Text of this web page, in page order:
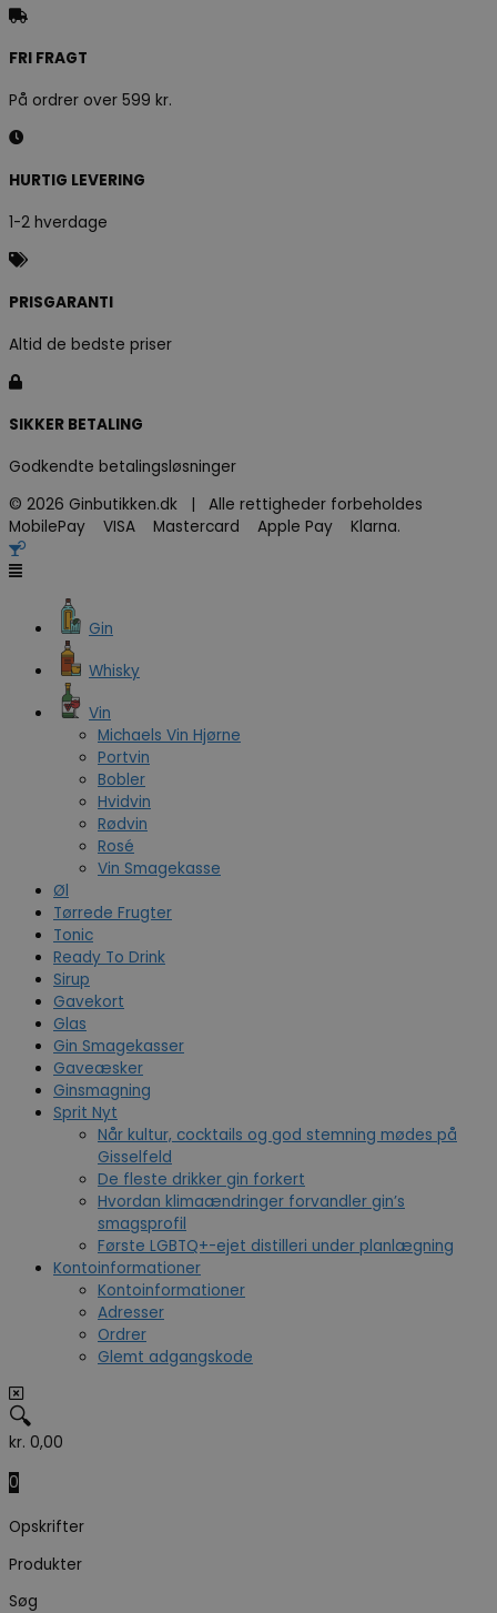
FRI FRAGT
På ordrer over 599 kr.
HURTIG LEVERING
1-2 hverdage
PRISGARANTI
Altid de bedste priser
SIKKER BETALING
Godkendte betalingsløsninger
© 2026 Ginbutikken.dk | Alle rettigheder forbeholdes
MobilePay VISA Mastercard Apple Pay Klarna.
Gin
Whisky
Vin
Michaels Vin Hjørne
Portvin
Bobler
Hvidvin
Rødvin
Rosé
Vin Smagekasse
Øl
Tørrede Frugter
Tonic
Ready To Drink
Sirup
Gavekort
Glas
Gin Smagekasser
Gaveæsker
Ginsmagning
Sprit Nyt
Når kultur, cocktails og god stemning mødes på
Gisselfeld
De fleste drikker gin forkert
Hvordan klimaændringer forvandler gin’s
smagsprofil
Første LGBTQ+-ejet distilleri under planlægning
Kontoinformationer
Kontoinformationer
Adresser
Ordrer
Glemt adgangskode
🔍
kr. 0,00
0
Opskrifter
Produkter
Søg